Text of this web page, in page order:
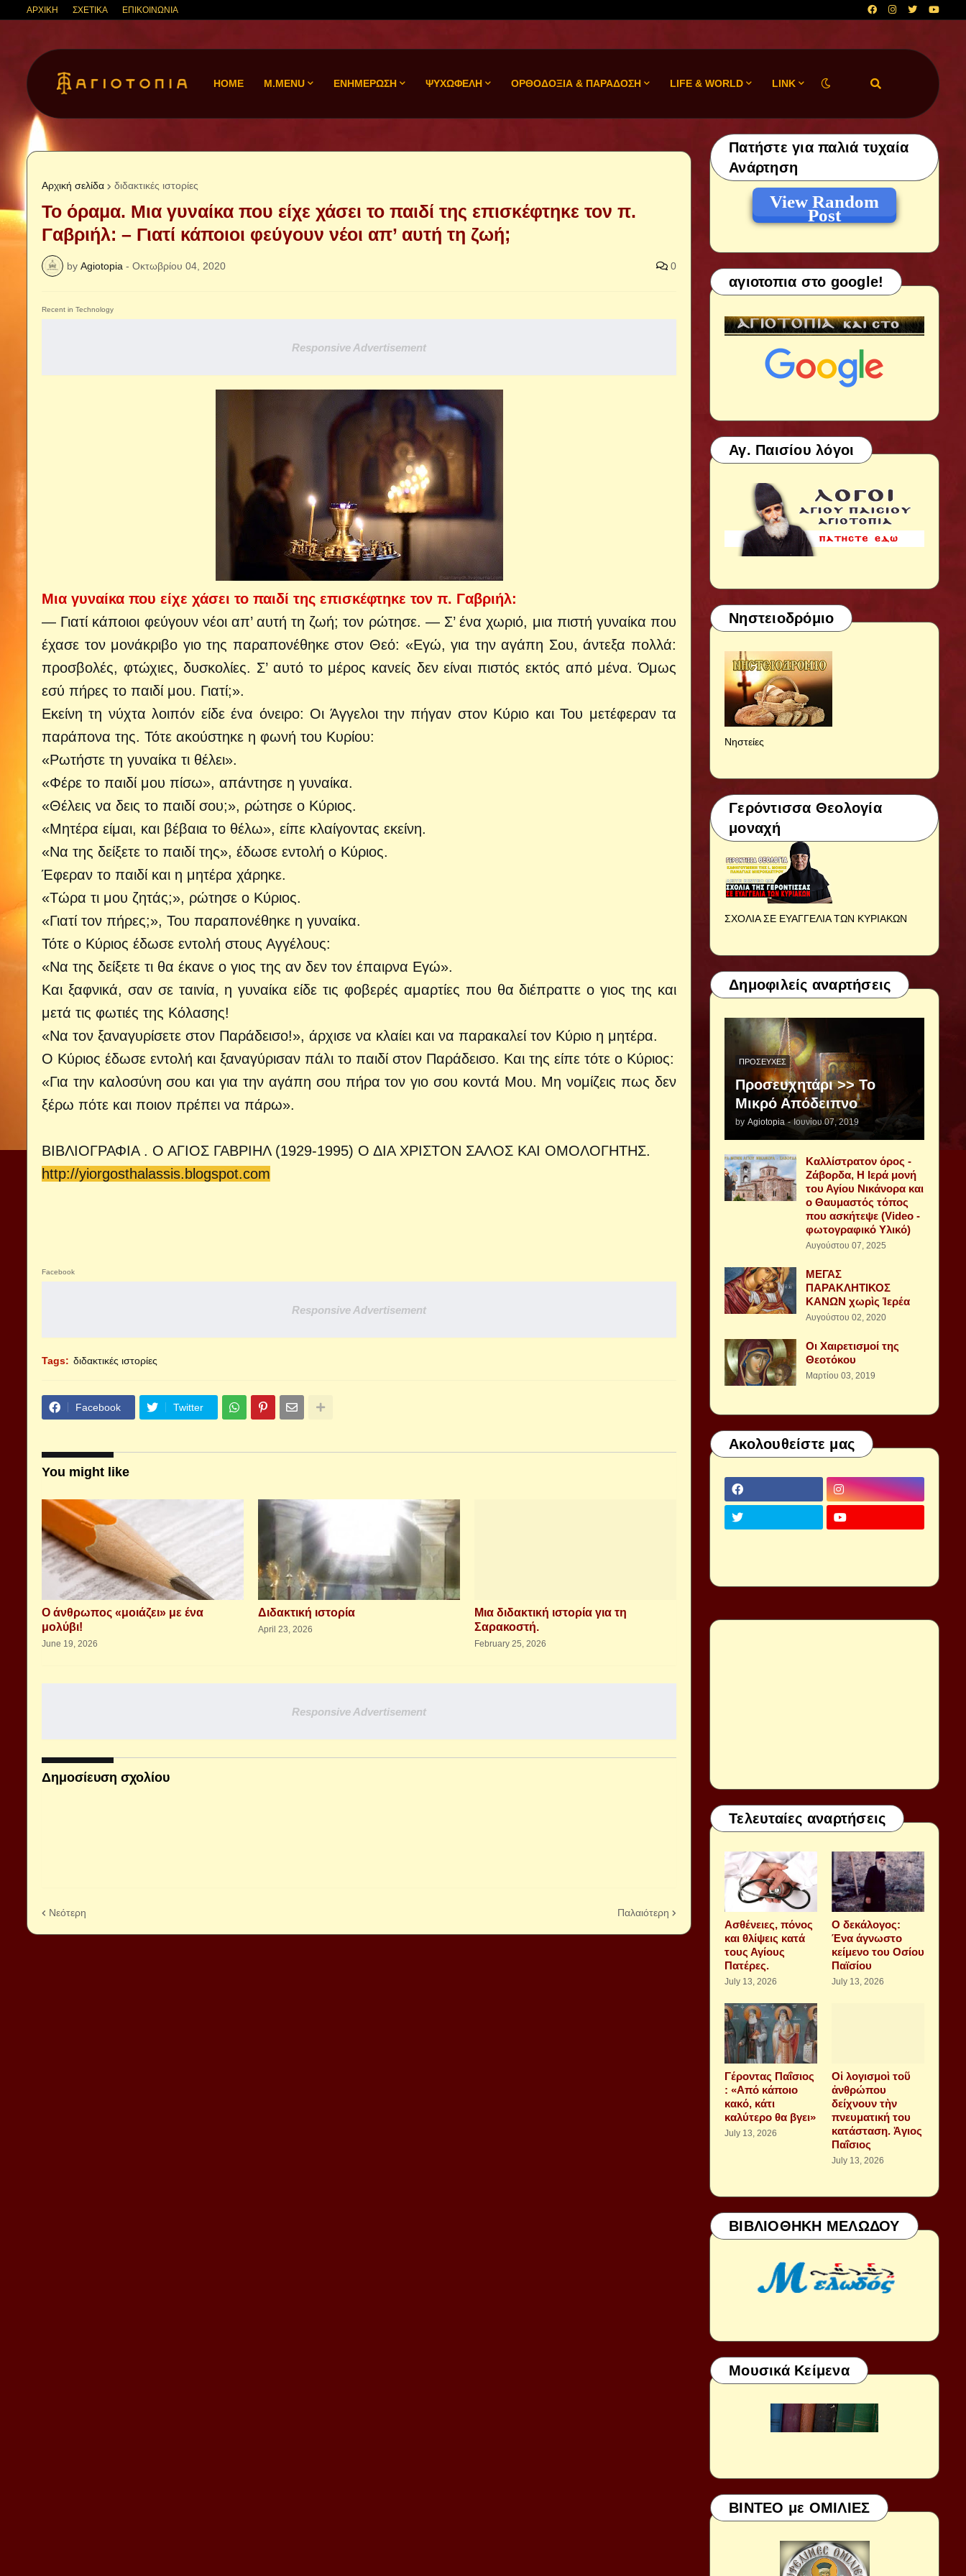
ΑΡΧΙΚΗ ΣΧΕΤΙΚΑ ΕΠΙΚΟΙΝΩΝΙΑ
HOME M.MENU ΕΝΗΜΕΡΩΣΗ ΨΥΧΩΦΕΛΗ ΟΡΘΟΔΟΞΙΑ & ΠΑΡΑΔΟΣΗ LIFE & WORLD LINK
Αρχική σελίδα διδακτικές ιστορίες
Το όραμα. Μια γυναίκα που είχε χάσει το παιδί της επισκέφτηκε τον π.
Γαβριήλ: – Γιατί κάποιοι φεύγουν νέοι απ’ αυτή τη ζωή;
by Agiotopia - Οκτωβρίου 04, 2020 0
Recent in Technology
Responsive Advertisement
Μια γυναίκα που είχε χάσει το παιδί της επισκέφτηκε τον π. Γαβριήλ:
— Γιατί κάποιοι φεύγουν νέοι απ’ αυτή τη ζωή; τον ρώτησε. — Σ’ ένα χωριό, μια πιστή γυναίκα που
έχασε τον μονάκριβο γιο της παραπονέθηκε στον Θεό: «Εγώ, για την αγάπη Σου, άντεξα πολλά:
προσβολές, φτώχιες, δυσκολίες. Σ’ αυτό το μέρος κανείς δεν είναι πιστός εκτός από μένα. Όμως
εσύ πήρες το παιδί μου. Γιατί;».
Εκείνη τη νύχτα λοιπόν είδε ένα όνειρο: Οι Άγγελοι την πήγαν στον Κύριο και Του μετέφεραν τα
παράπονα της. Τότε ακούστηκε η φωνή του Κυρίου:
«Ρωτήστε τη γυναίκα τι θέλει».
«Φέρε το παιδί μου πίσω», απάντησε η γυναίκα.
«Θέλεις να δεις το παιδί σου;», ρώτησε ο Κύριος.
«Μητέρα είμαι, και βέβαια το θέλω», είπε κλαίγοντας εκείνη.
«Να της δείξετε το παιδί της», έδωσε εντολή ο Κύριος.
Έφεραν το παιδί και η μητέρα χάρηκε.
«Τώρα τι μου ζητάς;», ρώτησε ο Κύριος.
«Γιατί τον πήρες;», Του παραπονέθηκε η γυναίκα.
Τότε ο Κύριος έδωσε εντολή στους Αγγέλους:
«Να της δείξετε τι θα έκανε ο γιος της αν δεν τον έπαιρνα Εγώ».
Και ξαφνικά, σαν σε ταινία, η γυναίκα είδε τις φοβερές αμαρτίες που θα διέπραττε ο γιος της και
μετά τις φωτιές της Κόλασης!
«Να τον ξαναγυρίσετε στον Παράδεισο!», άρχισε να κλαίει και να παρακαλεί τον Κύριο η μητέρα.
Ο Κύριος έδωσε εντολή και ξαναγύρισαν πάλι το παιδί στον Παράδεισο. Και της είπε τότε ο Κύριος:
«Για την καλοσύνη σου και για την αγάπη σου πήρα τον γιο σου κοντά Μου. Μη νομίζεις πως δεν
ξέρω πότε και ποιον πρέπει να πάρω».
ΒΙΒΛΙΟΓΡΑΦΙΑ . Ο ΑΓΙΟΣ ΓΑΒΡΙΗΛ (1929-1995) Ο ΔΙΑ ΧΡΙΣΤΟΝ ΣΑΛΟΣ ΚΑΙ ΟΜΟΛΟΓΗΤΗΣ.
http://yiorgosthalassis.blogspot.com
Facebook
Responsive Advertisement
Tags: διδακτικές ιστορίες
Facebook Twitter
You might like
Ο άνθρωπος «μοιάζει» με ένα
μολύβι!
June 19, 2026
Διδακτική ιστορία
April 23, 2026
Μια διδακτική ιστορία για τη
Σαρακοστή.
February 25, 2026
Responsive Advertisement
Δημοσίευση σχολίου
Νεότερη Παλαιότερη
Πατήστε για παλιά τυχαία
Ανάρτηση
View Random
Post
αγιοτοπια στο google!
Αγ. Παισίου λόγοι
Νηστειοδρόμιο
Νηστείες
Γερόντισσα Θεολογία
μοναχή
ΣΧΟΛΙΑ ΣΕ ΕΥΑΓΓΕΛΙΑ ΤΩΝ ΚΥΡΙΑΚΩΝ
Δημοφιλείς αναρτήσεις
ΠΡΟΣΕΥΧΈΣ
Προσευχητάρι >> Το
Μικρό Απόδειπνο
by Agiotopia - Ιουνίου 07, 2019
Καλλίστρατον όρος -
Ζάβορδα, Η Ιερά μονή
του Αγίου Νικάνορα και
ο Θαυμαστός τόπος
που ασκήτεψε (Video -
φωτογραφικό Υλικό)
Αυγούστου 07, 2025
ΜΕΓΑΣ
ΠΑΡΑΚΛΗΤΙΚΟΣ
ΚΑΝΩΝ χωρὶς Ἱερέα
Αυγούστου 02, 2020
Οι Χαιρετισμοί της
Θεοτόκου
Μαρτίου 03, 2019
Ακολουθείστε μας
Τελευταίες αναρτήσεις
Aσθένειες, πόνος
και θλίψεις κατά
τους Αγίους
Πατέρες.
July 13, 2026
Ο δεκάλογος:
Ένα άγνωστο
κείμενο του Οσίου
Παϊσίου
July 13, 2026
Γέροντας Παΐσιος
: «Από κάποιο
κακό, κάτι
καλύτερο θα βγει»
July 13, 2026
Οἱ λογισμοὶ τοῦ
ἀνθρώπου
δείχνουν τὴν
πνευματική του
κατάσταση. Ἁγιος
Παΐσιος
July 13, 2026
ΒΙΒΛΙΟΘΗΚΗ ΜΕΛΩΔΟΥ
Μουσικά Κείμενα
ΒΙΝΤΕΟ με ΟΜΙΛΙΕΣ